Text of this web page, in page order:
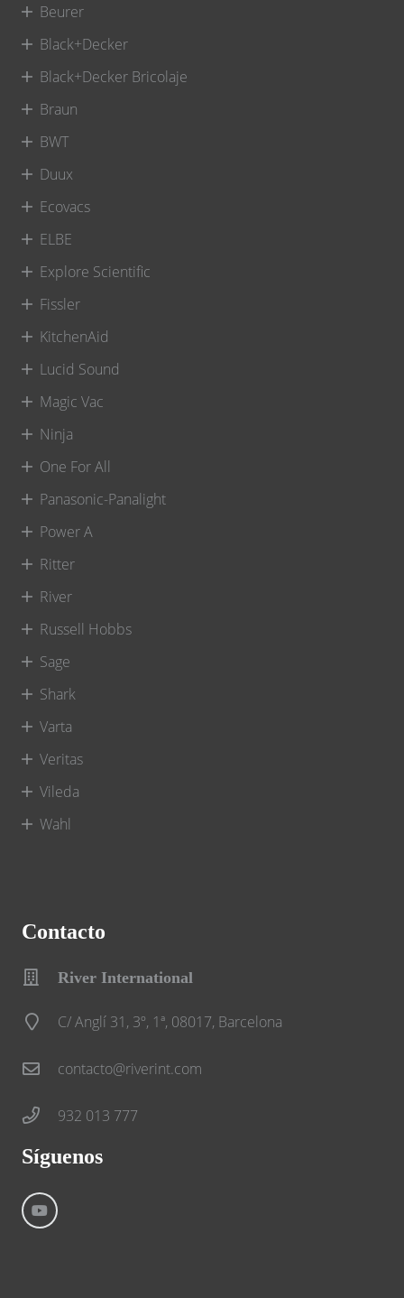
Beurer
Black+Decker
Black+Decker Bricolaje
Braun
BWT
Duux
Ecovacs
ELBE
Explore Scientific
Fissler
KitchenAid
Lucid Sound
Magic Vac
Ninja
One For All
Panasonic-Panalight
Power A
Ritter
River
Russell Hobbs
Sage
Shark
Varta
Veritas
Vileda
Wahl
Contacto
River International
C/ Anglí 31, 3º, 1ª, 08017, Barcelona
contacto@riverint.com
932 013 777
Síguenos